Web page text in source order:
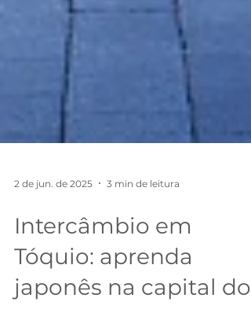
2 de jun. de 2025 3 min de leitura
Intercâmbio em